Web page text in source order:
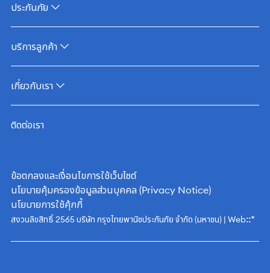
ประกันภัย
บริการลูกค้า
เกี่ยวกับเรา
ติดต่อเรา
ข้อตกลงและเงื่อนไขการใช้เว็บไซต์
นโยบายคุ้มครองข้อมูลส่วนบุคคล (Privacy Notice)
นโยบายการใช้คุ้กกี้
สงวนลิขสิทธิ์ 2565 บริษัท กรุงไทยพานิชประกันภัย จำกัด (มหาชน) | Web::*